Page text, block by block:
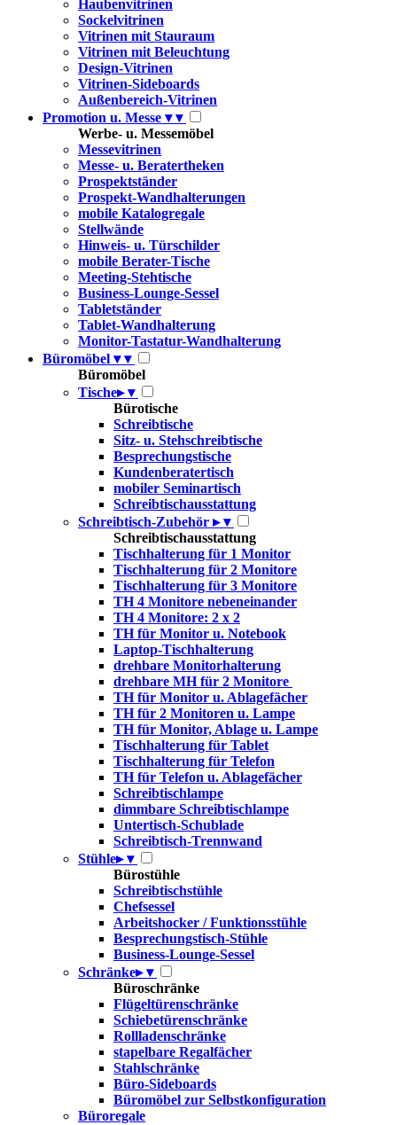
Haubenvitrinen
Sockelvitrinen
Vitrinen mit Stauraum
Vitrinen mit Beleuchtung
Design-Vitrinen
Vitrinen-Sideboards
Außenbereich-Vitrinen
Promotion u. Messe ▾ ▾
Werbe- u. Messemöbel
Messevitrinen
Messe- u. Beratertheken
Prospektständer
Prospekt-Wandhalterungen
mobile Katalogregale
Stellwände
Hinweis- u. Türschilder
mobile Berater-Tische
Meeting-Stehtische
Business-Lounge-Sessel
Tabletständer
Tablet-Wandhalterung
Monitor-Tastatur-Wandhalterung
Büromöbel ▾ ▾
Büromöbel
Tische▸ ▾
Bürotische
Schreibtische
Sitz- u. Stehschreibtische
Besprechungstische
Kundenberatertisch
mobiler Seminartisch
Schreibtischausstattung
Schreibtisch-Zubehör ▸ ▾
Schreibtischausstattung
Tischhalterung für 1 Monitor
Tischhalterung für 2 Monitore
Tischhalterung für 3 Monitore
TH 4 Monitore nebeneinander
TH 4 Monitore: 2 x 2
TH für Monitor u. Notebook
Laptop-Tischhalterung
drehbare Monitorhalterung
drehbare MH für 2 Monitore
TH für Monitor u. Ablagefächer
TH für 2 Monitoren u. Lampe
TH für Monitor, Ablage u. Lampe
Tischhalterung für Tablet
Tischhalterung für Telefon
TH für Telefon u. Ablagefächer
Schreibtischlampe
dimmbare Schreibtischlampe
Untertisch-Schublade
Schreibtisch-Trennwand
Stühle▸ ▾
Bürostühle
Schreibtischstühle
Chefsessel
Arbeitshocker / Funktionsstühle
Besprechungstisch-Stühle
Business-Lounge-Sessel
Schränke▸ ▾
Büroschränke
Flügeltürenschränke
Schiebetürenschränke
Rollladenschränke
stapelbare Regalfächer
Stahlschränke
Büro-Sideboards
Büromöbel zur Selbstkonfiguration
Büroregale